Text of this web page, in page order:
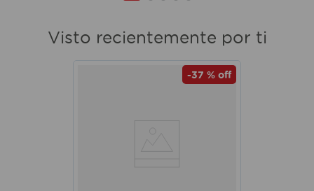
Visto recientemente por ti
-37 % off